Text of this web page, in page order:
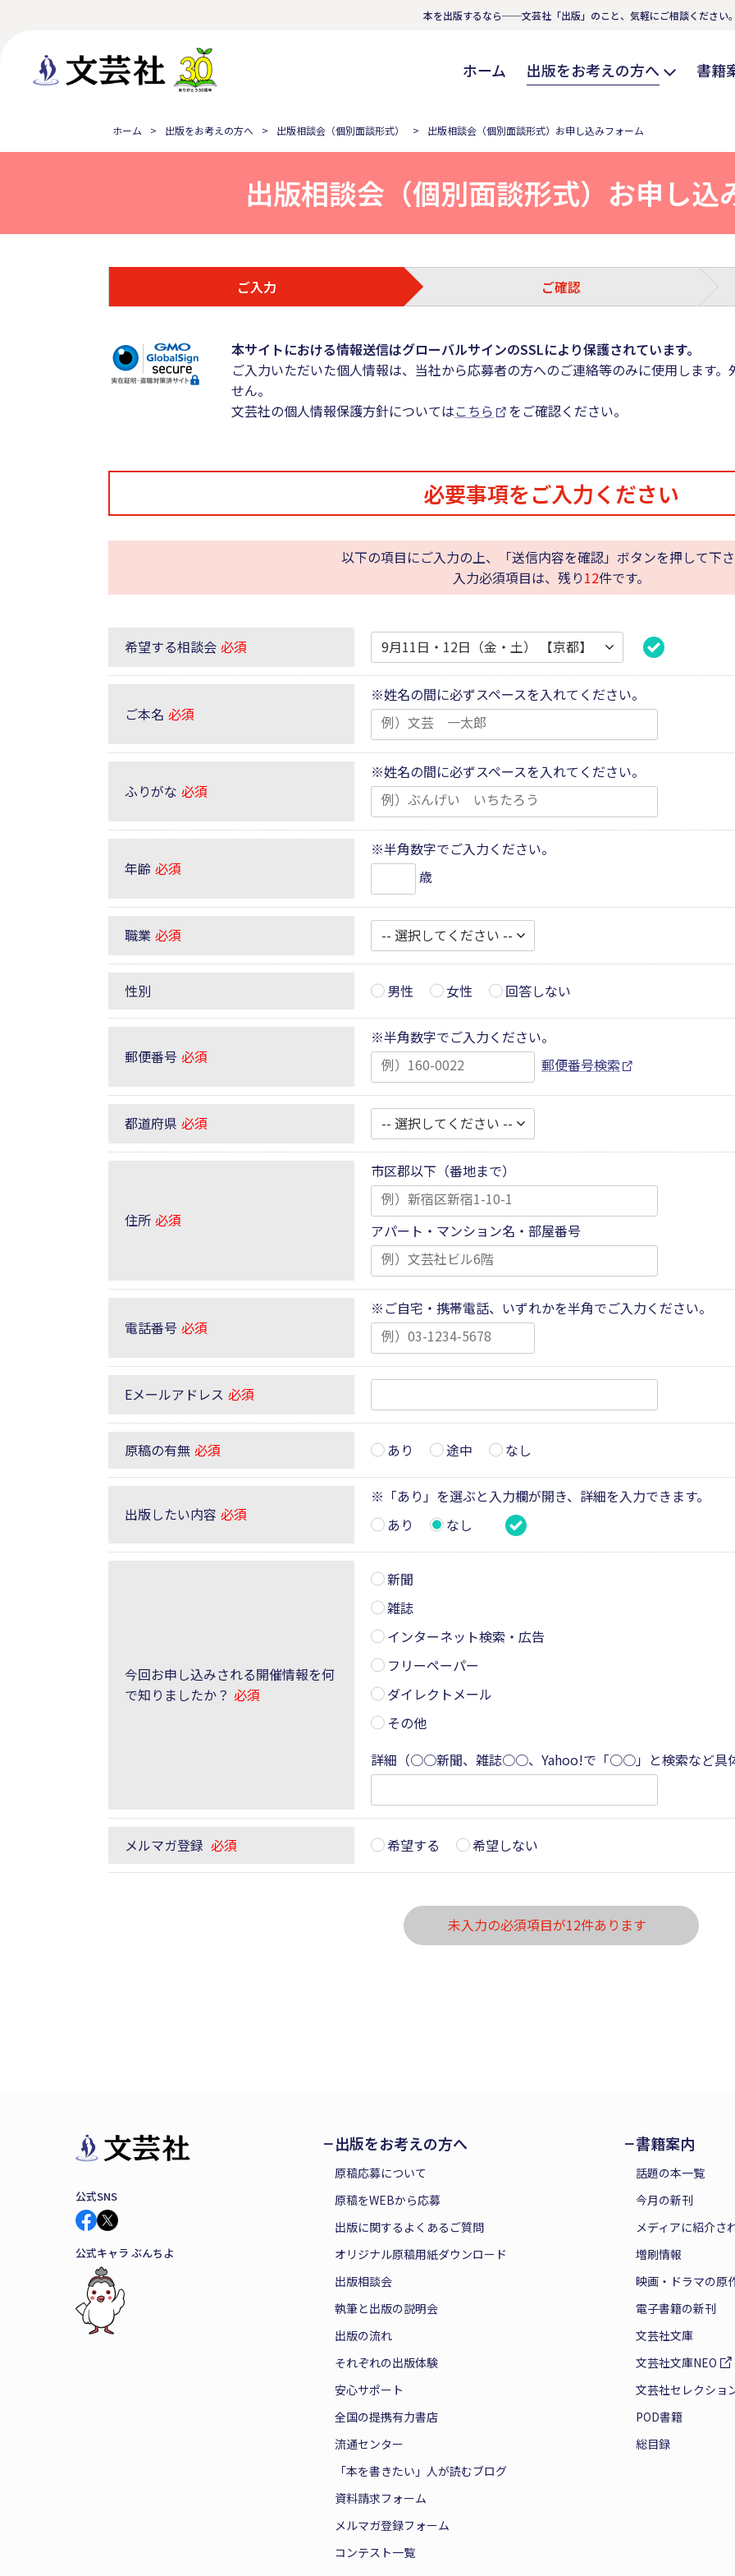
本を出版するなら──文芸社「出版」のこと、気軽にご相談ください
ホーム 出版をお考えの方へ 書籍
ホーム 出版をお考えの方へ 出版相談会（個別面談形式） 出版相談会（個別面談形式）お申し込みフォーム
出版相談会（個別面談形式）お申し込
ご入力 ご確認
本サイトにおける情報送信はグローバルサインのSSLにより保護されています。
ご入力いただいた個人情報は、当社から応募者の方へのご連絡等のみに使用します
せん。
文芸社の個人情報保護方針についてはこちら をご確認ください。
必要事項をご入力ください
以下の項目にご入力の上、「送信内容を確認」ボタンを押して下
入力必須項目は、残り12件です。
希望する相談会 必須
ご本名 必須
※姓名の間に必ずスペースを入れてください。
ふりがな 必須
※姓名の間に必ずスペースを入れてください。
年齢 必須
※半角数字でご入力ください。
歳
職業 必須
性別 男性 女性 回答しない
郵便番号 必須
※半角数字でご入力ください。
郵便番号検索
都道府県 必須
住所 必須
市区郡以下（番地まで）
アパート・マンション名・部屋番号
電話番号 必須
※ご自宅・携帯電話、いずれかを半角でご入力ください。
Eメールアドレス 必須
原稿の有無 必須 あり 途中 なし
出版したい内容 必須
※「あり」を選ぶと入力欄が開き、詳細を入力できます。
あり
なし
今回お申し込みされる開催情報を何
で知りましたか？ 必須
新聞
雑誌
インターネット検索・広告
フリーペーパー
ダイレクトメール
その他
詳細（○○新聞、雑誌○○、Yahoo!で「○○」と検索など具
メルマガ登録 必須 希望する 希望しない
未入力の必須項目が12件あります
公式SNS
公式キャラ ぶんちよ
出版をお考えの方へ
原稿応募について
原稿をWEBから応募
出版に関するよくあるご質問
オリジナル原稿用紙ダウンロード
出版相談会
執筆と出版の説明会
出版の流れ
それぞれの出版体験
安心サポート
全国の提携有力書店
流通センター
「本を書きたい」人が読むブログ
資料請求フォーム
メルマガ登録フォーム
コンテスト一覧
書籍案内
話題の本一覧
今月の新刊
メディアに紹介さ
増刷情報
映画・ドラマの原
電子書籍の新刊
文芸社文庫
文芸社文庫NEO
文芸社セレクショ
POD書籍
総目録